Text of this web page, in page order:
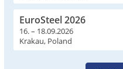
EuroSteel 2026
16. – 18.09.2026
Krakau, Poland